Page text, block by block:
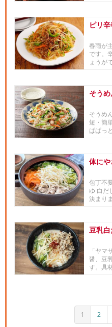
ピリ
春雨が
です。
ょうが
そう
そうめ
短・簡
ぱぱっ
体に
包丁不
ゆ 白だ
決まり
豆乳
「ヤマ
醤、豆
す。具
1 2